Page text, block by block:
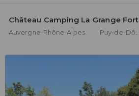
Château Camping La Grange Fort
Auvergne-Rhône-Alpes Puy-de-Dôme